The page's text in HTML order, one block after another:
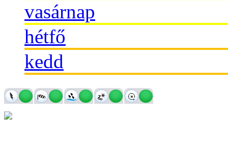
vasárnap
hétfő
kedd